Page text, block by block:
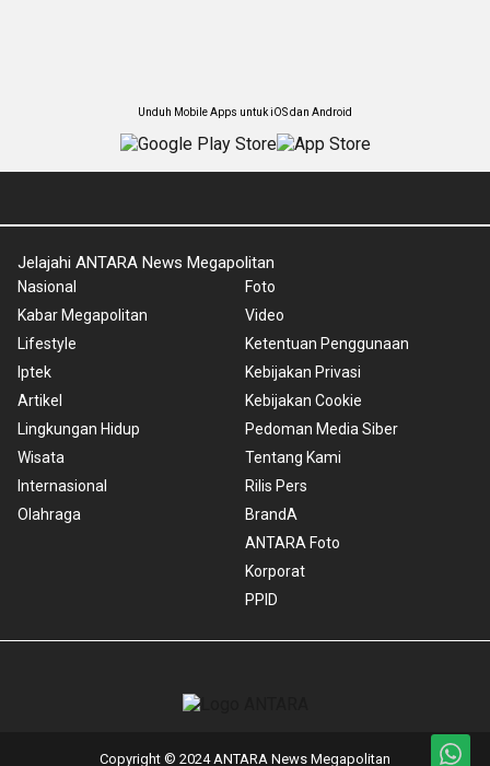
Unduh Mobile Apps untuk iOS dan Android
Jelajahi ANTARA News Megapolitan
Nasional
Kabar Megapolitan
Lifestyle
Iptek
Artikel
Lingkungan Hidup
Wisata
Internasional
Olahraga
Foto
Video
Ketentuan Penggunaan
Kebijakan Privasi
Kebijakan Cookie
Pedoman Media Siber
Tentang Kami
Rilis Pers
BrandA
ANTARA Foto
Korporat
PPID
Copyright © 2024 ANTARA News Megapolitan